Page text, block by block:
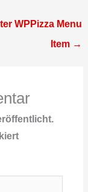
WPPizza Menu
Item →